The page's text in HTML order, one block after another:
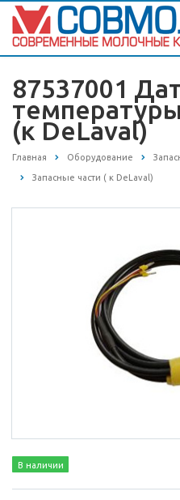
87537001
(к DeLaval)
Главная Оборудование
Запасные части ( к DeLaval)
В наличии